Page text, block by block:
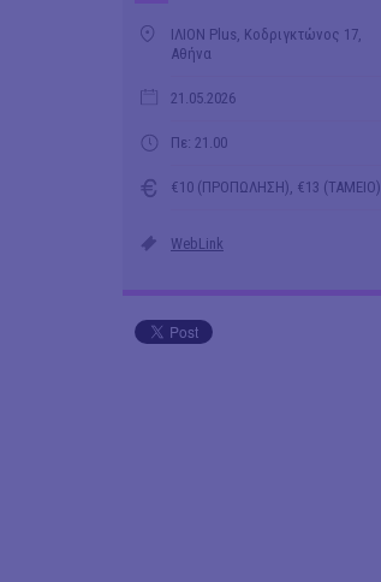
ΙΛΙΟΝ Plus, Κοδριγκτώνος 17,
Αθήνα
21.05.2026
Πε: 21.00
€10 (ΠΡΟΠΩΛΗΣΗ), €13 (ΤΑΜΕΙΟ)
WebLink